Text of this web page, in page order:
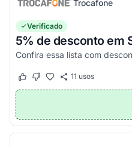
Trocafone
Verificado
5% de desconto em
Confira essa lista com
Este cupom funcionou
Este cupom não funcionou
11 usos